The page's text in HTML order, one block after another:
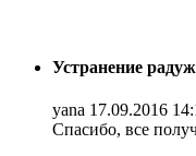
Устранение
yana 17.09.2016
Спасибо, все